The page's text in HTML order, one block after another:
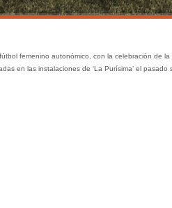
femenino autonómico, con la celebración de
en las instalaciones de ‘La Purísima’ el pasado